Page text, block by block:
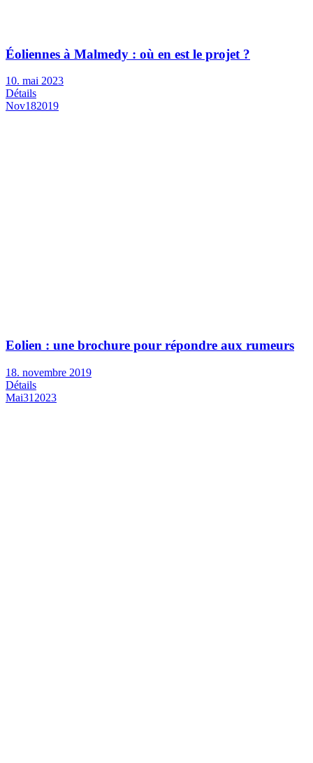
Éoliennes à Malmedy : où en est le projet ?
10. mai 2023
Détails
Nov182019
Eolien : une brochure pour répondre aux rumeurs
18. novembre 2019
Détails
Mai31 2023